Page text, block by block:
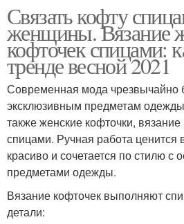
Связать кофту
женщины. Вязание
кофточек спицами:
тренде весной 2021
Современная мода чрезвычайно
эксклюзивным предметам
также женские кофточки,
спицами. Ручная работа ценится
красиво и сочетается по стилю с
предметами одежды.
Вязание кофточек выполняют
детали: